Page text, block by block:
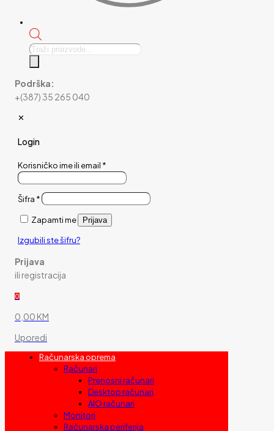
Products
Podrška:
+(387) 35 265 040
✕
Login
Korisničko ime ili email *
Šifra *
Zapamti me Prijava
Izgubili ste šifru?
Prijava
ili registracija
0
0,00 KM
Uporedi
Računarska oprema
Računari
Prenosni računari
Desktop računari
AIO računari
Monitori
Računarska periferija